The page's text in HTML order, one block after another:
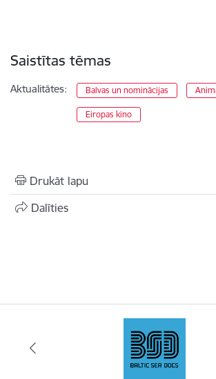
Saistītas tēmas
Aktualitātes: Balvas un nominācijas
Eiropas kino
Drukāt lapu
Dalīties